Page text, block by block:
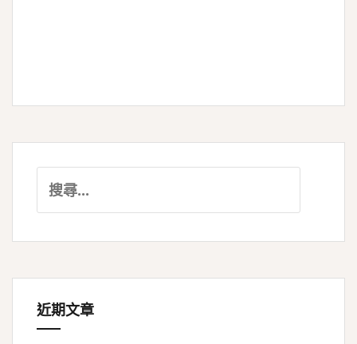
尋
鍵
近期文章